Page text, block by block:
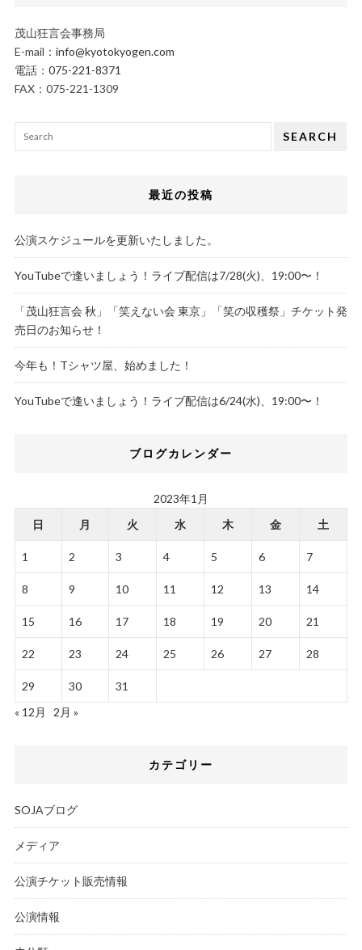
茂山狂言会事務局
E-mail： info@kyotokyogen.com
電話： 075-221-8371
FAX：075-221-1309
SEARCH
最近の投稿
公演スケジュールを更新いたしました。
YouTubeで逢いましょう！ライブ配信は7/28(火)、19:00〜！
「茂山狂言会 秋」「笑えない会 東京」「笑の収穫祭」チケット発
売日のお知らせ！
今年も！Tシャツ屋、始めました！
YouTubeで逢いましょう！ライブ配信は6/24(水)、19:00〜！
ブログカレンダー
2023年1月
日
月 火 水 木 金 土
1 2 3 4 5 6 7
8 9 10 11 12 13 14
15 16 17 18 19 20 21
22 23 24 25 26 27 28
29 30
31
« 12月
2月 »
カテゴリー
SOJAブログ
メディア
公演チケット販売情報
公演情報